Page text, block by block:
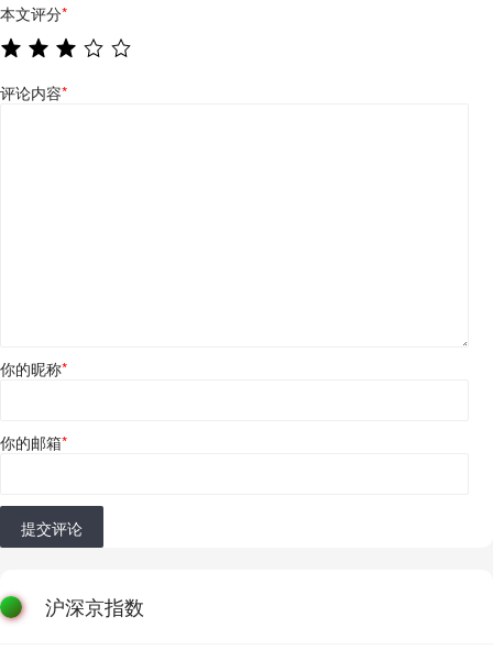
本文评分*
评论内容*
你的昵称*
你的邮箱*
提交评论
沪深京指数